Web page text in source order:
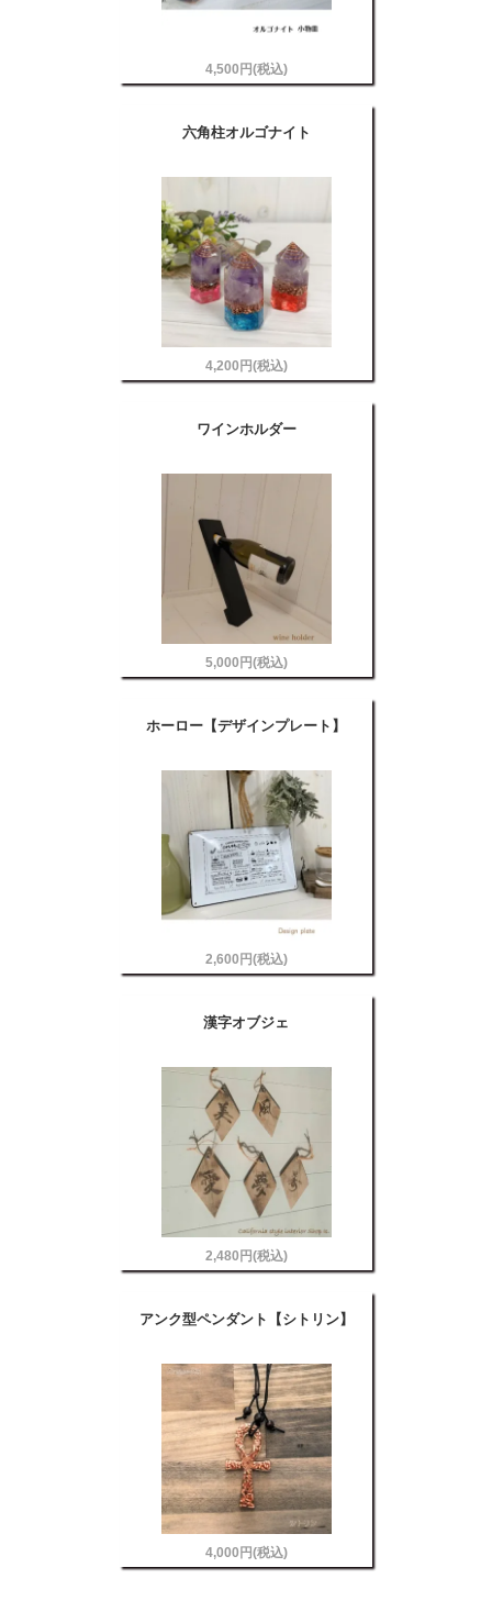
4,500円(税込)
六角柱オルゴナイト
4,200円(税込)
ワインホルダー
5,000円(税込)
ホーロー【デザインプレート】
2,600円(税込)
漢字オブジェ
2,480円(税込)
アンク型ペンダント【シトリン】
4,000円(税込)